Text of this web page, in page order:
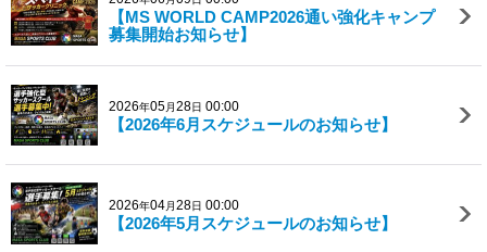
【MS WORLD CAMP2026通い強化キャンプ
募集開始お知らせ】
2026年05月 28日 00:00
【2026年6月スケジュールのお知らせ】
2026年04月 28日 00:00
【2026年5月スケジュールのお知らせ】